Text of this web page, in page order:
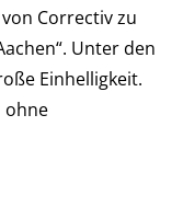
Correctiv zu
. Unter den
Einhelligkeit.
ohne